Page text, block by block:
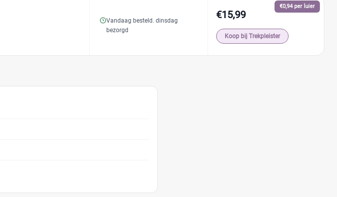
Vandaag besteld. dinsdag
bezorgd
€0,94 per luier
€15,99
Koop bij Trekpleister